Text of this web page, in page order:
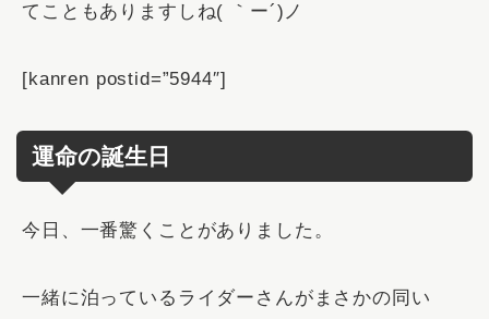
てこともありますしね( ｀ー´)ノ
[kanren postid=”5944″]
運命の誕生日
今日、一番驚くことがありました。
一緒に泊っているライダーさんがまさかの同い